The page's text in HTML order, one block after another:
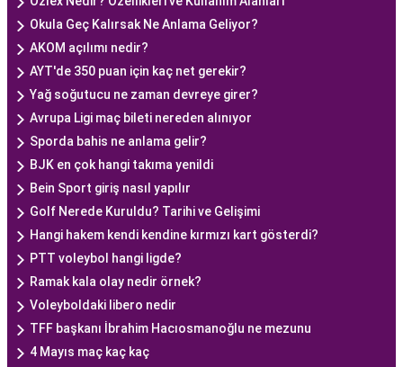
Okula Geç Kalırsak Ne Anlama Geliyor?
AKOM açılımı nedir?
AYT'de 350 puan için kaç net gerekir?
Yağ soğutucu ne zaman devreye girer?
Avrupa Ligi maç bileti nereden alınıyor
Sporda bahis ne anlama gelir?
BJK en çok hangi takıma yenildi
Bein Sport giriş nasıl yapılır
Golf Nerede Kuruldu? Tarihi ve Gelişimi
Hangi hakem kendi kendine kırmızı kart gösterdi?
PTT voleybol hangi ligde?
Ramak kala olay nedir örnek?
Voleyboldaki libero nedir
TFF başkanı İbrahim Hacıosmanoğlu ne mezunu
4 Mayıs maç kaç kaç